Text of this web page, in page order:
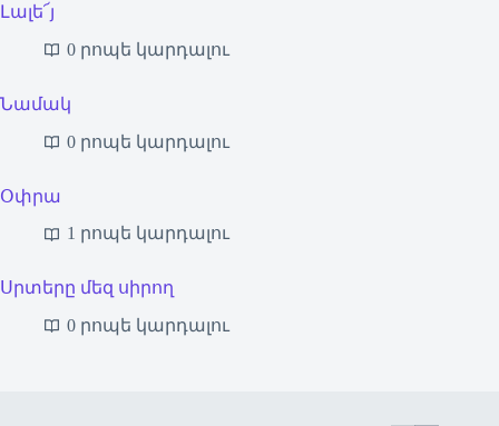
Լալե՜յ
0 րոպե կարդալու
Նամակ
0 րոպե կարդալու
Օփրա
1 րոպե կարդալու
Սրտերը մեզ սիրող
0 րոպե կարդալու